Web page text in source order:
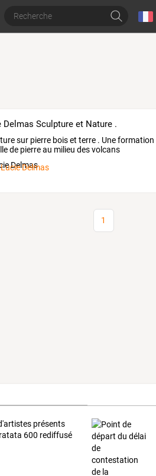
Delmas Sculpture et Nature .
sur pierre boiset terre . Uneformation
de pierreau milieu desvolcans
Lucie Delmas
1
présents
600 rediffusé